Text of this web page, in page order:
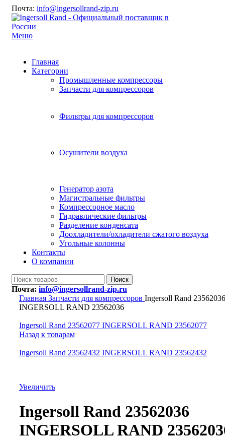
Почта: info@ingersollrand-zip.ru
Меню
Главная
Категории
Промышленные компрессоры
Запчасти для компрессоров
Фильтры для компрессоров
Осушители воздуха
Генератор азота
Магистральные фильтры
Компрессорное масло
Гидравлические фильтры
Разделение конденсата
Доохладители/охладители сжатого воздуха
Угольные колонны
Контакты
О компании
Поиск
Почта: info@ingersollrand-zip.ru
Главная Запчасти для компрессоров Ingersoll Rand 23562036
INGERSOLL RAND 23562036
Ingersoll Rand 23562077 INGERSOLL RAND 23562077
Назад к товарам
Ingersoll Rand 23562432 INGERSOLL RAND 23562432
Увеличить
Ingersoll Rand 23562036
INGERSOLL RAND